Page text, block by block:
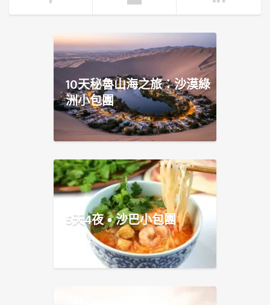
10天秘魯山海之旅：沙漠綠
洲小包團
5天4夜 • 沙巴小包團